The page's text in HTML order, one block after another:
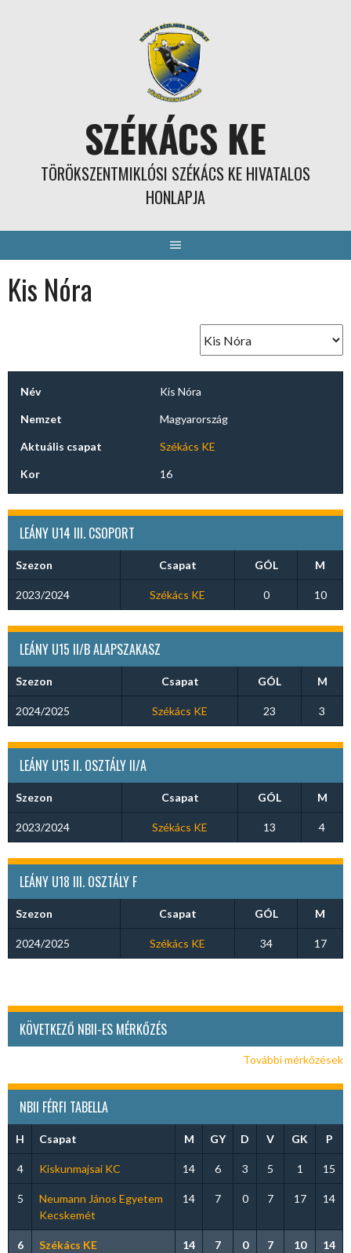
SZÉKÁCS KE
TÖRÖKSZENTMIKLÓSI SZÉKÁCS KE HIVATALOS
HONLAPJA
Kis Nóra
Név Kis Nóra
Nemzet Magyarország
Aktuális csapat Székács KE
Kor 16
LEÁNY U14 III. CSOPORT
Szezon Csapat GÓL M
2023/2024 Székács KE 0 10
LEÁNY U15 II/B ALAPSZAKASZ
Szezon Csapat GÓL M
2024/2025 Székács KE 23 3
LEÁNY U15 II. OSZTÁLY II/A
Szezon Csapat GÓL M
2023/2024 Székács KE 13 4
LEÁNY U18 III. OSZTÁLY F
Szezon Csapat GÓL M
2024/2025 Székács KE 34 17
KÖVETKEZŐ NBII-ES MÉRKŐZÉS
További mérkőzések
NBII FÉRFI TABELLA
H Csapat M GY D V GK P
4 Kiskunmajsai KC 14 6 3 5 1 15
5
Neumann János Egyetem
Kecskemét
14 7 0 7 17 14
6 Székács KE 14 7 0 7 10 14